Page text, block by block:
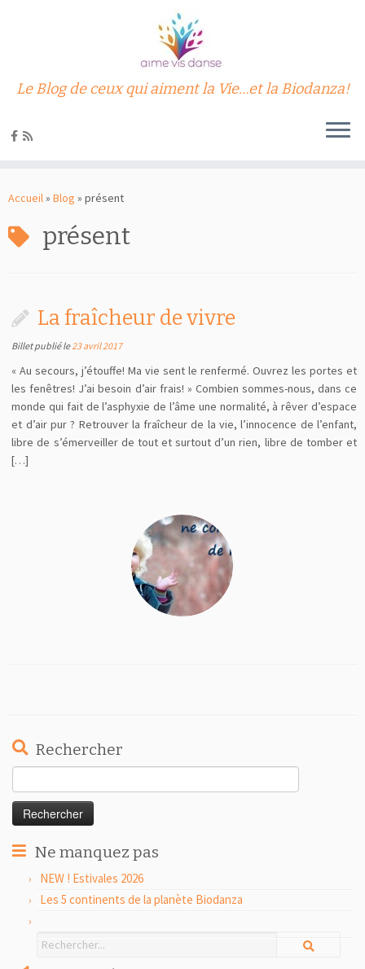
au
Le Blog de ceux qui aiment la Vie…et la Biodanza!
Accueil» Blog » présent
présent
La fraîcheur de vivre
Billet publié le23 avril 2017
« Au secours, j’étouffe! Ma vie sent le renfermé. Ouvrez les portes et
les fenêtres! J’ai besoin d’air frais! » Combien sommes-nous, dans ce
monde qui fait de l’asphyxie de l’âme une normalité, à rêver d’espace
et d’air pur ? Retrouver la fraîcheur de la vie, l’innocence de l’enfant,
libre de s’émerveiller de tout et surtout d’un rien, libre de tomber et
[…]
Rechercher
Ne manquez pas
NEW ! Estivales 2026
Les 5 continents de la planète Biodanza